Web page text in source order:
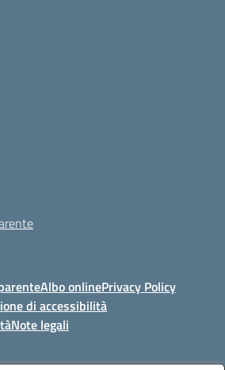
Albo onlinePrivacy Policy
di accessibilità
Note legali